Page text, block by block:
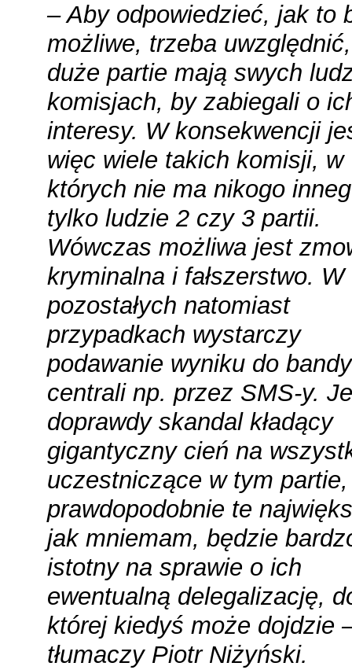
– Aby odpowiedzieć, jak to
możliwe, trzeba
duże partie mają swych
komisjach, by zabiegali o
interesy. W konsekwencji
więc wiele takich komisji, w
których nie ma nikogo
tylko ludzie 2 czy 3 partii.
Wówczas możliwa jest
kryminalna i fałszerstwo. W
pozostałych natomiast
przypadkach wystarczy
podawanie wyniku do
centrali np. przez SMS-y.
doprawdy skandal kładący
gigantyczny cień na
uczestniczące w tym
prawdopodobnie te
jak mniemam, będzie
istotny na sprawie o ich
ewentualną delegalizację,
której kiedyś może dojdzie
tłumaczy Piotr Niżyński.